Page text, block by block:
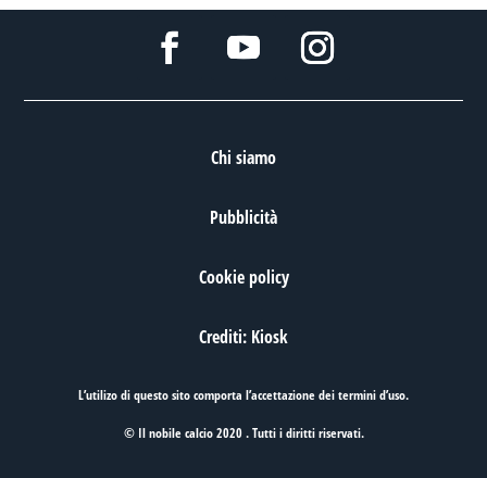
Chi siamo
Pubblicità
Cookie policy
Crediti: Kiosk
L’utilizo di questo sito comporta l’accettazione deitermini d’uso.
© Il nobile calcio 2020 . Tutti i diritti riservati.